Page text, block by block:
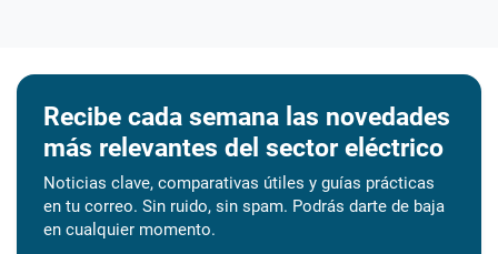
Recibe cada semana las novedades
más relevantes del sector eléctrico
Noticias clave, comparativas útiles y guías prácticas
en tu correo. Sin ruido, sin spam. Podrás darte de baja
en cualquier momento.